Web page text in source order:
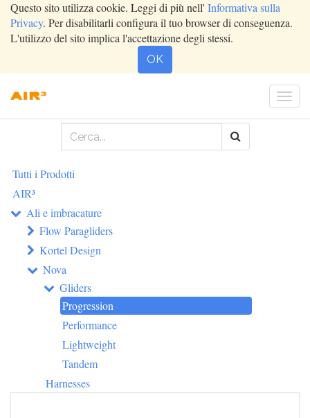
Questo sito utilizza cookie. Leggi di più nell' Informativa sulla
Privacy. Per disabilitarli configura il tuo browser di conseguenza.
L'utilizzo del sito implica l'accettazione degli stessi.
OK
Tutti i Prodotti
AIR³
Ali e imbracature
Flow Paragliders
Kortel Design
Nova
Gliders
Progression
Performance
Lightweight
Tandem
Harnesses